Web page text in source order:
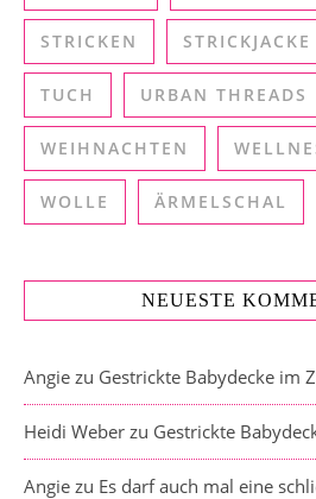
STRICKEN STRICKJACKE
TUCH URBAN THREADS
WEIHNACHTEN
WOLLE ÄRMELSCHAL
NEUESTE
Angie zu Gestrickte Babydecke im
Heidi Weber zu Gestrickte
Angie zu Es darf auch mal eine